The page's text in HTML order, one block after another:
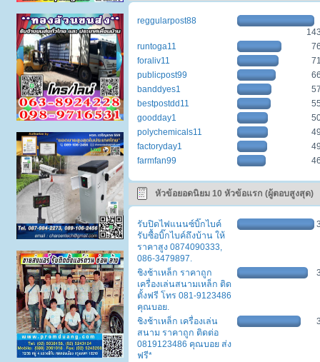
reggularpost88
runtoga11
foraliv11
publicpost99
banddyes1
bestpostdd11
goodday1
polychemicals11
factoryday1
farmfan99
หัวข้อยอดนิยม 10 หัวข้อแรก (ผู้ตอบสูงสุด)
รับปิดไฟแนนซ์บิ๊กไบค์
รับซื้อบิ๊กไบค์ถึงบ้าน ให้
ราคาสูง 0874090333,
086-3479897.
ชิงช้าเหล็ก ราคาถูก
เครื่องเล่นสนามเหล็ก ติด
ตั้งฟรี โทร 081-9123486
คุณบอย.
ชิงช้าเหล็ก เครื่องเล่น
สนาม ราคาถูก ติดต่อ
0819123486 คุณบอย ส่ง
ฟรี*